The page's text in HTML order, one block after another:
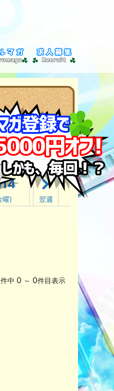
public_html/wp-
14
曜) 翌週
件中 0 ～ 0件目表示